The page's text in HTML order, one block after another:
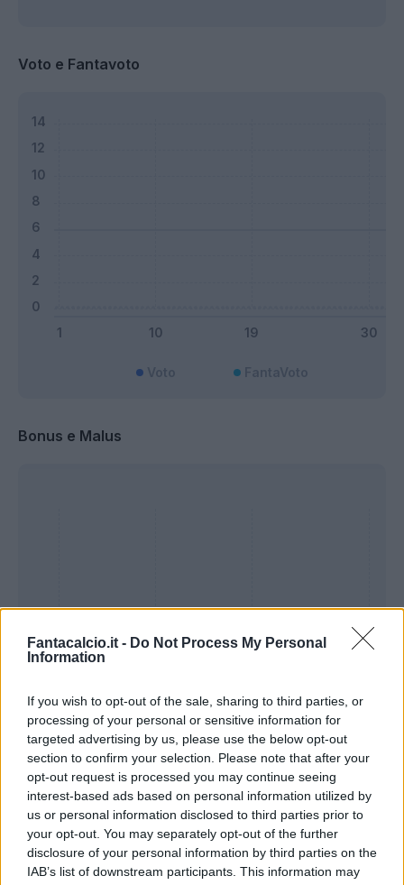
Fantacalcio.it - Do Not Process My Personal
Information
If you wish to opt-out of the sale, sharing to third parties, or
processing of your personal or sensitive information for
targeted advertising by us, please use the below opt-out
section to confirm your selection. Please note that after your
opt-out request is processed you may continue seeing
interest-based ads based on personal information utilized by
us or personal information disclosed to third parties prior to
your opt-out. You may separately opt-out of the further
disclosure of your personal information by third parties on the
IAB’s list of downstream participants. This information may
Voto e Fantavoto
Bonus e Malus
Bonus Malus
Presenze a
voto